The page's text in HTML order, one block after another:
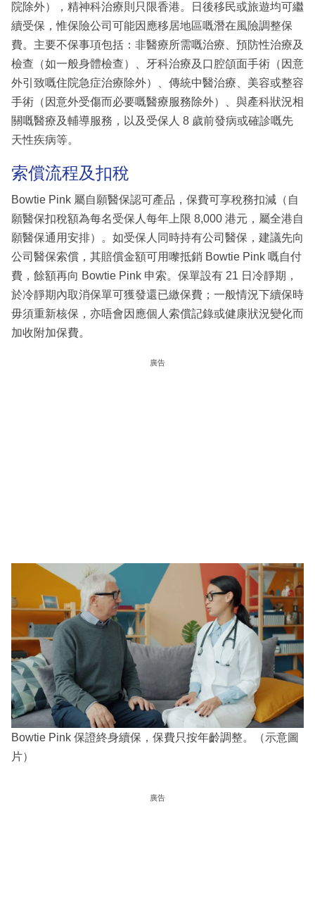
院除外），精神科治療則只限香港。日後移民或旅遊均可繼
續受保，惟保險公司可能因應移居地區嘅潛在風險調整保
費。主要不保事項包括：非醫療所需嘅治療、預防性治療及
檢查（如一般身體檢查）、牙科治療及口腔頜面手術（因意
外引致嘅住院急症治療除外）、傳統中醫治療、美容或整容
手術（因意外受傷而必要嘅醫療服務除外）、與產科狀況相
關嘅醫療及輔導服務，以及受保人 8 歲前發病或確診嘅先
天性疾病等。
索償流程及扣稅
Bowtie Pink 屬自願醫保認可產品，保費可享稅務扣減（自
願醫保扣稅額為每名受保人每年上限 8,000 港元，屬全港自
願醫保通用安排）。如受保人同時持有公司醫保，建議先向
公司醫保索償，其賠償金額可用嚟抵銷 Bowtie Pink 嘅自付
費，餘額再向 Bowtie Pink 申索。保單設有 21 日冷靜期，
於冷靜期內取消保單可獲發還已繳保費；一般情況下續保時
毋須重新核保，亦唔會因應個人索償記錄或健康狀況變化而
加收附加保費。
廣告
Bowtie Pink 保證終身續保，保費只按年齡調整。（示意圖
片）
廣告